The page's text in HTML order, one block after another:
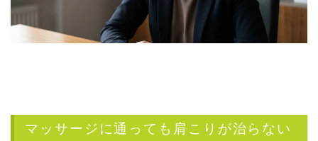
マッサージに通っても肩こりが治らない